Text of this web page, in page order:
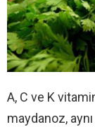
A, C ve K
maydanoz,